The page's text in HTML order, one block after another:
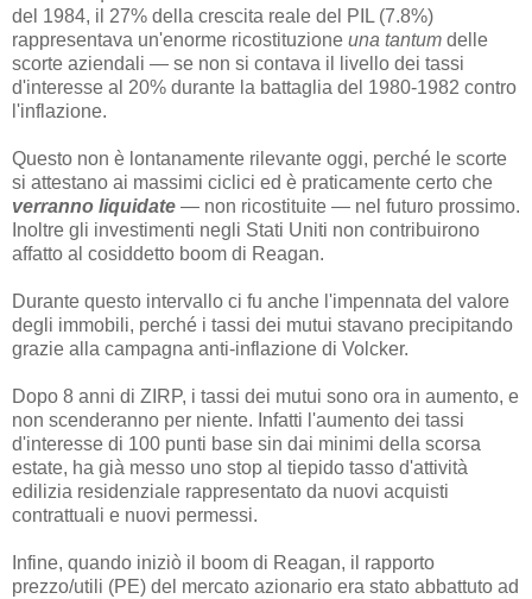
del 1984, il 27% della crescita reale del PIL (7.8%)
rappresentava un'enorme ricostituzione una tantum delle
scorte aziendali — se non si contava il livello dei tassi
d'interesse al 20% durante la battaglia del 1980-1982 contro
l'inflazione.
Questo non è lontanamente rilevante oggi, perché le scorte
si attestano ai massimi ciclici ed è praticamente certo che
verranno liquidate — non ricostituite — nel futuro prossimo.
Inoltre gli investimenti negli Stati Uniti non contribuirono
affatto al cosiddetto boom di Reagan.
Durante questo intervallo ci fu anche l'impennata del valore
degli immobili, perché i tassi dei mutui stavano precipitando
grazie alla campagna anti-inflazione di Volcker.
Dopo 8 anni di ZIRP, i tassi dei mutui sono ora in aumento, e
non scenderanno per niente. Infatti l'aumento dei tassi
d'interesse di 100 punti base sin dai minimi della scorsa
estate, ha già messo uno stop al tiepido tasso d'attività
edilizia residenziale rappresentato da nuovi acquisti
contrattuali e nuovi permessi.
Infine, quando iniziò il boom di Reagan, il rapporto
prezzo/utili (PE) del mercato azionario era stato abbattuto ad